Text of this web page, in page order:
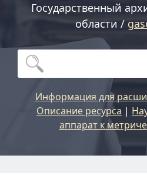
Государственный
области /
Информация для
Описание ресурса |
аппарат к